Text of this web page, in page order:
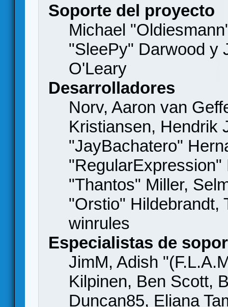
Soporte del proyecto
Michael
"SleePy" Darwood y
O'Leary
Desarrolladores
Norv, Aaron van
Kristiansen, Hendrik
"JayBachatero"
"Thantos" Miller,
"Orstio" Hildebrandt,
winrules
Especialistas de
JimM, Adish
Kilpinen, Ben Scott,
Duncan85, Eliana